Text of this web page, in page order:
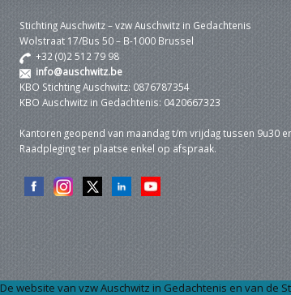
Stichting Auschwitz – vzw Auschwitz in Gedachtenis
Wolstraat 17/Bus 50 – B-1000 Brussel
+32 (0)2 512 79 98
info@auschwitz.be
KBO Stichting Auschwitz: 0876787354
KBO Auschwitz in Gedachtenis: 0420667323
Kantoren geopend van maandag t/m vrijdag tussen 9u30
Raadpleging ter plaatse enkel op afspraak.
De website van vzw Auschwitz in Gedachtenis en van de